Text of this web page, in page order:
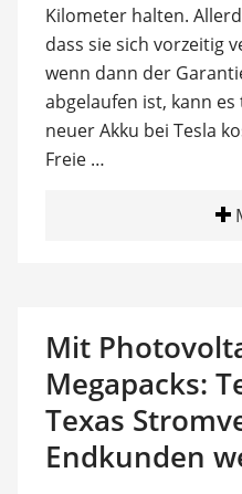
Kilometer halten.
dass sie sich vorzeitig
wenn dann der
abgelaufen ist, kann
neuer Akku bei Tesla
Freie …
Mit
Megapacks:
Texas
Endkunden